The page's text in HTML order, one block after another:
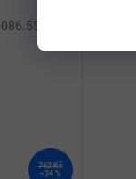
762 Kč
–34 %
2XL